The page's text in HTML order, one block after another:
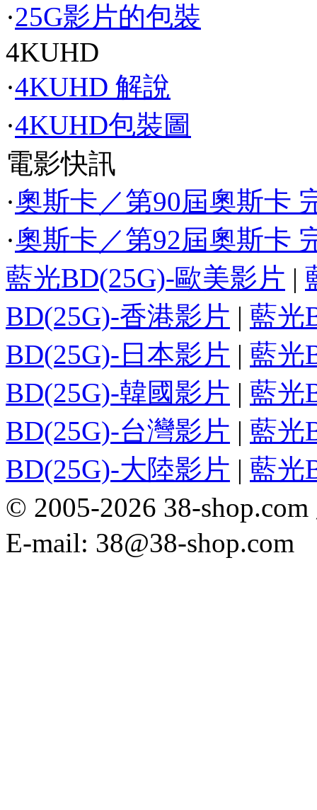
·25G影片的包裝
4KUHD
·4KUHD 解說
·4KUHD包裝圖
電影快訊
·奧斯卡／第90屆奧斯卡
·奧斯卡／第92屆奧斯卡
藍光BD(25G)-歐美影片 |
BD(25G)-香港影片 | 藍光
BD(25G)-日本影片 | 藍光
BD(25G)-韓國影片 | 藍光
BD(25G)-台灣影片 | 藍光
BD(25G)-大陸影片 | 藍光
© 2005-2026 38-
E-mail: 38@38-shop.com